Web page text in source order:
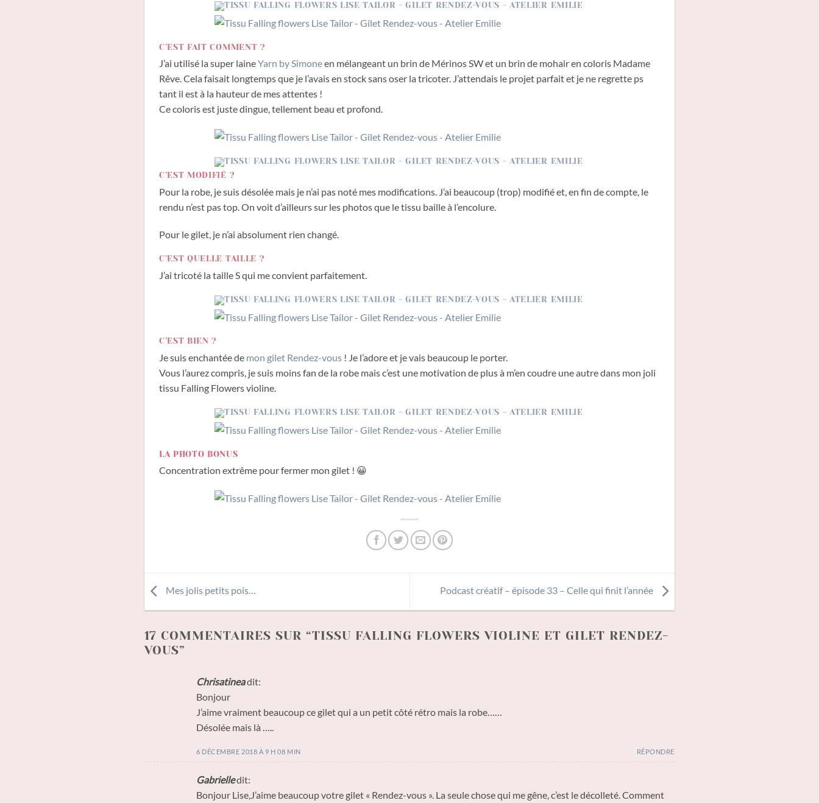
C’EST FAIT COMMENT ?
J’ai utilisé la super laineYarn by Simoneen mélangeant un brin de Mérinos SW et un brin de mohair en coloris Madame
Rêve. Cela faisait longtemps que je l’avais en stock sans oser la tricoter. J’attendais le projet parfait et je ne regrette ps
tant il est à la hauteur de mes attentes !
Ce coloris est juste dingue, tellement beau et profond.
C’EST MODIFIÉ ?
Pour la robe, je suis désolée mais je n’ai pas noté mes modifications. J’ai beaucoup (trop) modifié et, en fin de compte, le
rendu n’est pas top. On voit d’ailleurs sur les photos que le tissu baille à l’encolure.
Pour le gilet, je n’ai absolument rien changé.
C’EST QUELLE TAILLE ?
J’ai tricoté la taille S qui me convient parfaitement.
C’EST BIEN ?
Je suis enchantée de mon gilet Rendez-vous ! Je l’adore et je vais beaucoup le porter.
Vous l’aurez compris, je suis moins fan de la robe mais c’est une motivation de plus à m’en coudre une autre dans mon joli
tissu Falling Flowers violine.
LA PHOTO BONUS
Concentration extrême pour fermer mon gilet ! 😀
Mes jolis petits pois… Podcast créatif – épisode 33 – Celle qui finit l’année
17 COMMENTAIRES SUR “TISSU FALLING FLOWERS VIOLINE ET GILET RENDEZ-
VOUS”
Chrisatineadit:
Bonjour
J’aime vraiment beaucoup ce gilet qui a un petit côté rétro mais la robe……
Désolée mais là …..
6 DÉCEMBRE 2018 À 9 H 08 MIN RÉPONDRE
Gabrielledit:
Bonjour Lise,J’aime beaucoup votre gilet « Rendez-vous ». La seule chose qui me gêne, c’est le décolleté. Comment